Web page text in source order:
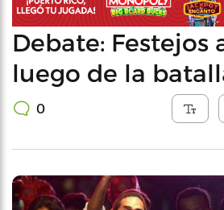
Debate: Festejos
luego de la
0